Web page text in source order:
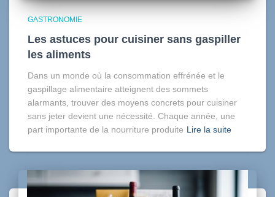
GASTRONOMIE
Les astuces pour cuisiner sans gaspiller
les aliments
Dans un monde où la consommation effrénée et le
gaspillage alimentaire atteignent des sommets
alarmants, trouver des moyens concrets pour cuisiner
sans jeter devient une nécessité. Chaque année, une
part importante de la nourriture produite Lire la suite